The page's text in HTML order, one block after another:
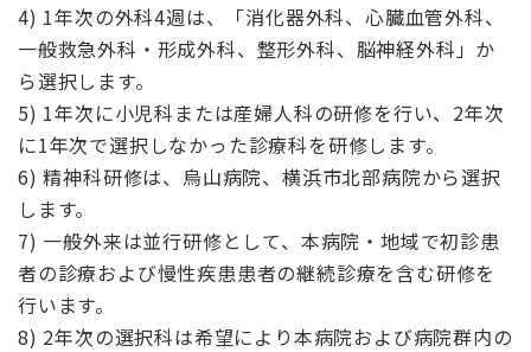
4) 1年次の外科4週は、「消化器外科、心臓血管外科、
一般救急外科・形成外科、整形外科、脳神経外科」か
ら選択します。
5) 1年次に小児科または産婦人科の研修を行い、2年次
に1年次で選択しなかった診療科を研修します。
6) 精神科研修は、烏山病院、横浜市北部病院から選択
します。
7) 一般外来は並行研修として、本病院・地域で初診患
者の診療および慢性疾患患者の継続診療を含む研修を
行います。
8) 2年次の選択科は希望により本病院および病院群内の